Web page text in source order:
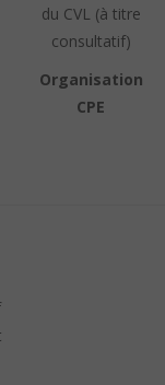
du CVL (à titre
consultatif)
Organisation
CPE